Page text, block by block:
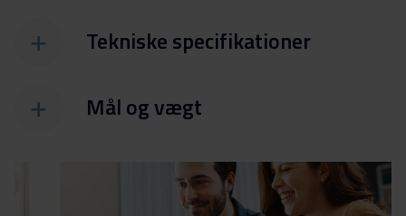
Tekniske specifikationer
Mål og vægt